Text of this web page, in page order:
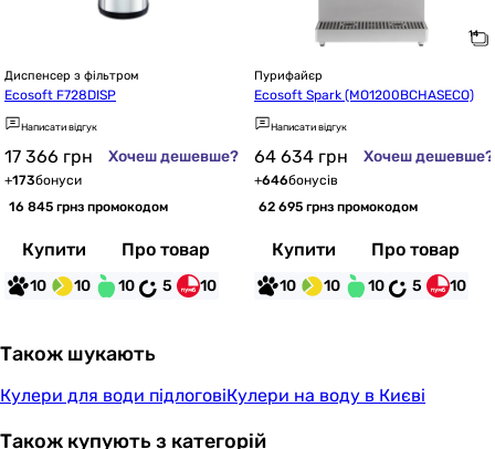
Диспенсер з фільтром
Ecosoft F728DISP
Написати відгук
17 366 грн Хочеш дешевше?
+173бонуси
16 845 грнз промокодом
Купити Про товар
10 10 10 5 10
Пурифайєр
Ecosoft Spark (MO1200BCHASECO)
Написати відгук
64 634 грн Хочеш дешевше?
+646бонусів
62 695 грнз промокодом
Купити Про товар
10 10 10 5 10
Також шукають
Кулери для води підлоговіКулери на воду в Києві
Також купують з категорій